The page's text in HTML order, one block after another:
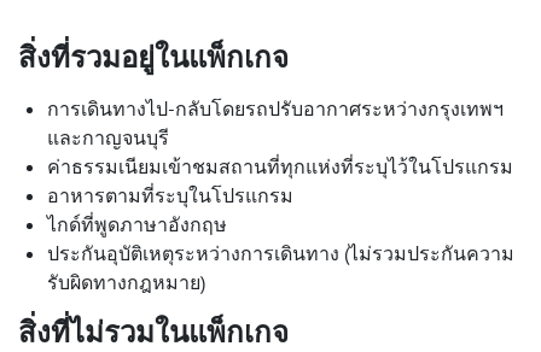
สิ่งที่รวมอยู่ในแพ็กเกจ
การเดินทางไป-กลับโดยรถปรับอากาศระหว่างกรุงเทพฯ
และกาญจนบุรี
ค่าธรรมเนียมเข้าชมสถานที่ทุกแห่งที่ระบุไว้ในโปรแกรม
อาหารตามที่ระบุในโปรแกรม
ไกด์ที่พูดภาษาอังกฤษ
ประกันอุบัติเหตุระหว่างการเดินทาง (ไม่รวมประกันความ
รับผิดทางกฎหมาย)
สิ่งที่ไม่รวมในแพ็กเกจ